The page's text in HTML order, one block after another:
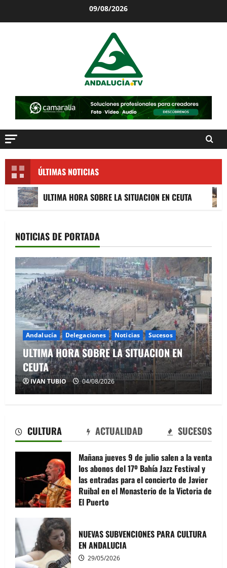
09/08/2026
ÚLTIMAS NOTICIAS
ULTIMA HORA SOBRE LA SITUACION EN CEUTA
CULTURA ACTUALIDAD SUCESOS
Mañana jueves 9 de julio salen a la venta
los abonos del 17º Bahía Jazz Festival y
las entradas para el concierto de Javier
Ruibal en el Monasterio de la Victoria de
El Puerto
NUEVAS SUBVENCIONES PARA CULTURA
EN ANDALUCIA
29/05/2026
NOTICIAS DE PORTADA
Andalucía Delegaciones Noticias Sucesos
ULTIMA HORA SOBRE LA SITUACION EN
CEUTA
IVAN TUBIO 04/08/2026
Delegaciones Noticias Sucesos
INCENDIO EN UN VERTEDERO EN CHICLANA
IVAN TUBIO